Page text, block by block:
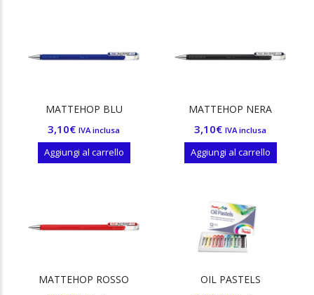
MATTEHOP BLU
3,10€ IVA inclusa
Aggiungi al carrello
MATTEHOP NERA
3,10€ IVA inclusa
Aggiungi al carrello
MATTEHOP ROSSO OIL PASTELS